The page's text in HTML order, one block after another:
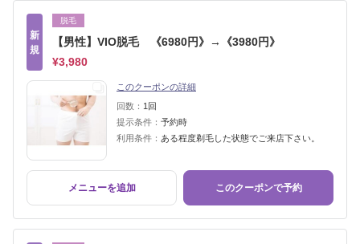
新
規
脱毛
【男性】VIO脱毛 《6980円》→《3980円》
¥3,980
このクーポンの詳細
回数： 1回
提示条件： 予約時
利用条件： ある程度剃毛した状態でご来店下さい。
メニューを追加 このクーポンで予約